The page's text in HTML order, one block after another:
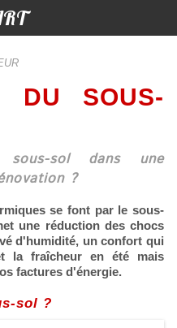
DU SOUS-
sol dans une
?
se font par le sous-
une réduction des chocs
d'humidité, un confort qui
la fraîcheur en été mais
factures d'énergie.
sol ?